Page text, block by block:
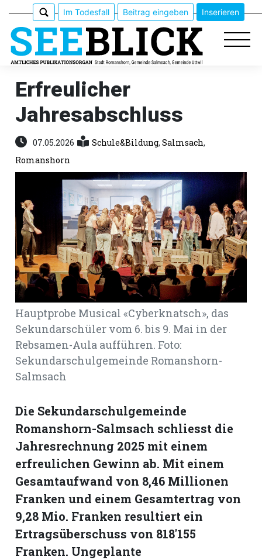
Epaper
Veranstaltungen
Erlebnisführer
App
Romanshorn:
offizielle
Mitteilungen
Im Todesfall Beitrag eingeben Inserieren
Erfreulicher
Jahresabschluss
07.05.2026 Schule&Bildung,Salmsach,
Romanshorn
Hauptprobe Musical «Cyberknatsch», das
Sekundarschüler vom 6. bis 9. Mai in der
Rebsamen-Aula aufführen. Foto:
Sekundarschulgemeinde Romanshorn-
Salmsach
Die Sekundarschulgemeinde
Romanshorn-Salmsach schliesst die
Jahresrechnung 2025 mit einem
erfreulichen Gewinn ab. Mit einem
Gesamtaufwand von 8,46 Millionen
Franken und einem Gesamtertrag von
9,28 Mio. Franken resultiert ein
Ertragsüberschuss von 818'155
Franken. Ungeplante